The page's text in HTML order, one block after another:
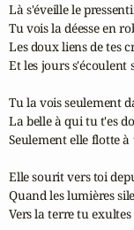
Là s'éveille le
Tu vois la déesse en
Les doux liens de tes
Et les jours s'écoulent
Tu la vois seulement
La belle à qui tu t'es
Seulement elle flotte à
Elle sourit vers toi
Quand les lumières
Vers la terre tu